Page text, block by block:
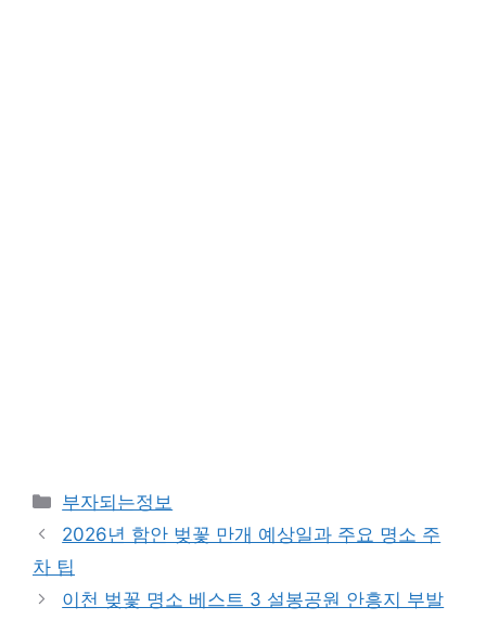
카
테
리
부자되는정보
2026년 함안 벚꽃 만개 예상일과 주요 명소 주
차 팁
이천 벚꽃 명소 베스트 3 설봉공원 안흥지 부발